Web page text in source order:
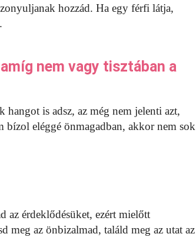
hozzád. Ha egy férfi látja,
nem vagy tisztában a
is adsz, az még nem jelenti azt,
eléggé önmagadban, akkor nem sok
az érdeklődésüket, ezért mielőtt
meg az önbizalmad, találd meg az utat az